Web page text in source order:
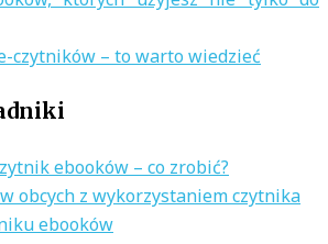
czytników – to warto wiedzieć
ebooków – co zrobić?
obcych z wykorzystaniem czytnika
ebooków